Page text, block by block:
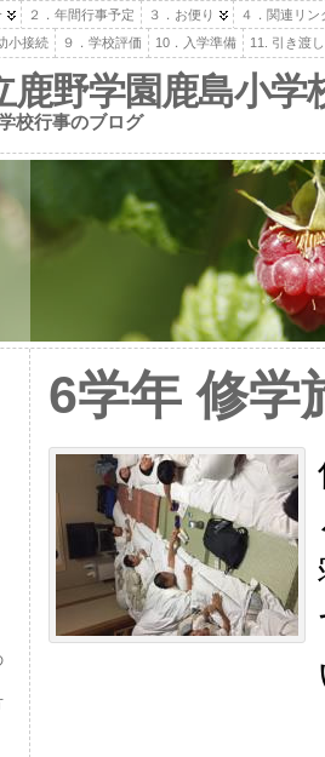
２．年間行事予定 ３．お便り
４．関連リン
小接続 ９．学校評価 10．入学準備 11. 引き渡
鹿野学園鹿島小学
校行事のブログ
6学年 修学